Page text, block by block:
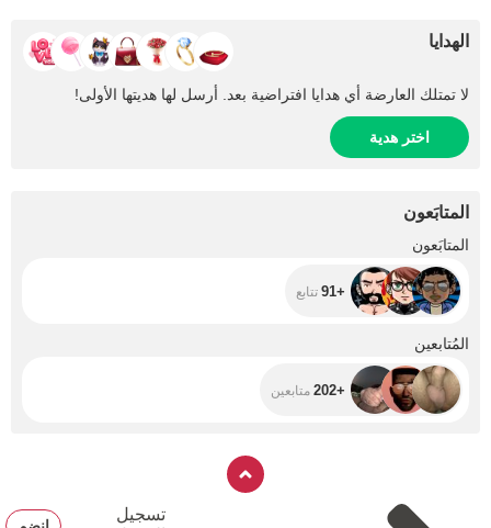
الهدايا
لا تمتلك العارضة أي هدايا افتراضية بعد. أرسل لها هديتها الأولى!
اختر هدية
المتابَعون
المتابَعون
+91 تتابع
المُتابعين
+202 متابعين
تسجيل